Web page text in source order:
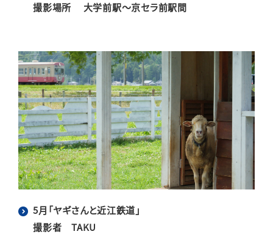
撮影場所 大学前駅～京セラ前駅間
5月「ヤギさんと近江鉄道」
撮影者 TAKU